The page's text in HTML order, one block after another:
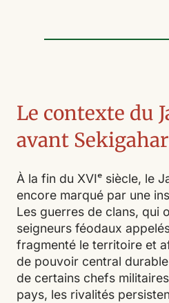
Le contexte du
avant
À la fin du XVIᵉ siècle, le
encore marqué par une
Les guerres de clans, qui
seigneurs féodaux
fragmenté le territoire et
de pouvoir central
de certains chefs
pays, les rivalités